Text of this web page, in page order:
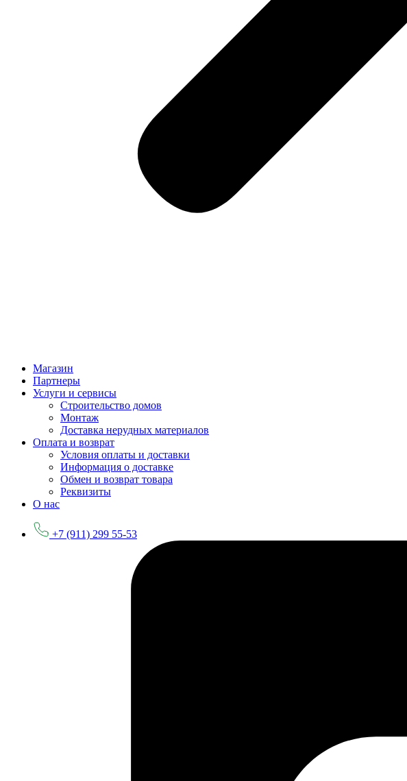
Магазин
Партнеры
Услуги и сервисы
Строительство домов
Монтаж
Доставка нерудных материалов
Оплата и возврат
Условия оплаты и доставки
Информация о доставке
Обмен и возврат товара
Реквизиты
О нас
+7 (911) 299 55-53